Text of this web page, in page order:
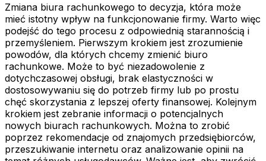
Zmiana biura rachunkowego to decyzja, która może
mieć istotny wpływ na funkcjonowanie firmy. Warto więc
podejść do tego procesu z odpowiednią starannością i
przemyśleniem. Pierwszym krokiem jest zrozumienie
powodów, dla których chcemy zmienić biuro
rachunkowe. Może to być niezadowolenie z
dotychczasowej obsługi, brak elastyczności w
dostosowywaniu się do potrzeb firmy lub po prostu
chęć skorzystania z lepszej oferty finansowej. Kolejnym
krokiem jest zebranie informacji o potencjalnych
nowych biurach rachunkowych. Można to zrobić
poprzez rekomendacje od znajomych przedsiębiorców,
przeszukiwanie internetu oraz analizowanie opinii na